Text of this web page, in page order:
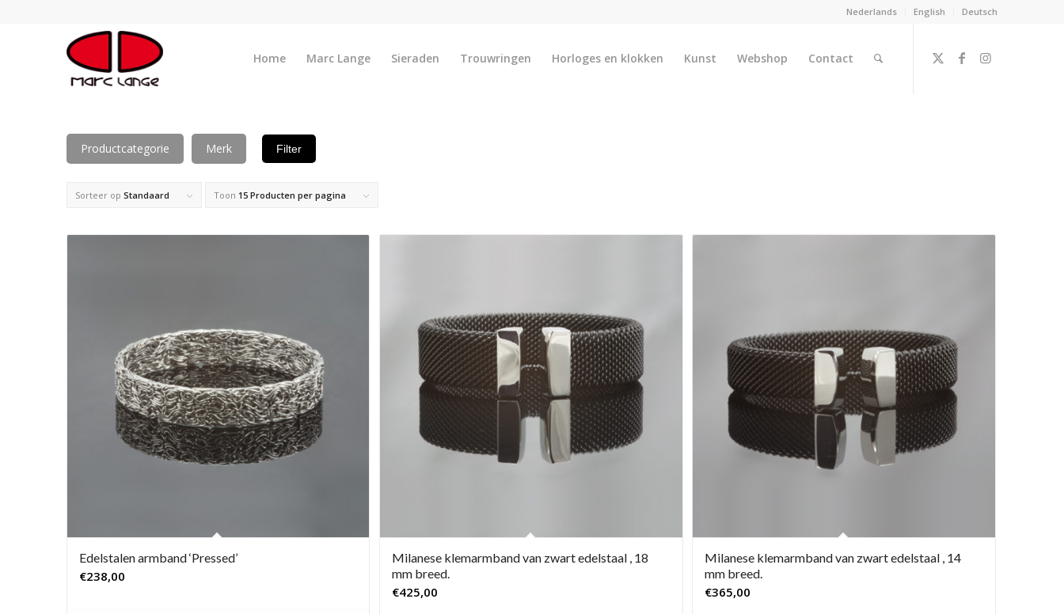
Nederlands English Deutsch
Home Marc Lange Sieraden Trouwringen Horloges en klokken Kunst Webshop Contact
Productcategorie Merk Filter
Sorteer op Standaard Toon 15 Producten per pagina
Edelstalen armband ‘Pressed’
€238,00
Milanese klemarmband van zwart edelstaal , 18
mm breed.
€425,00
Milanese klemarmband van zwart edelstaal , 14
mm breed.
€365,00